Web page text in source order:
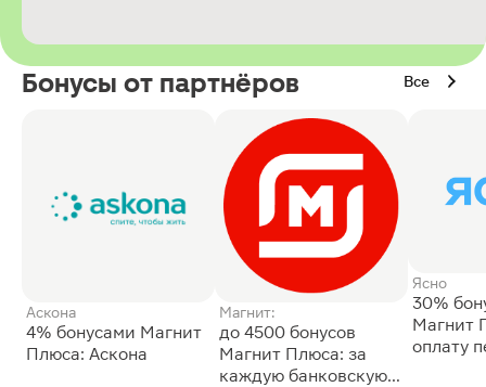
Бонусы от партнёров Все
Аскона
4% бонусами Магнит
Плюса: Аскона
Магнит:
до 4500 бонусов
Магнит Плюса: за
каждую банковскую
Ясно
30%
Магнит
оплату